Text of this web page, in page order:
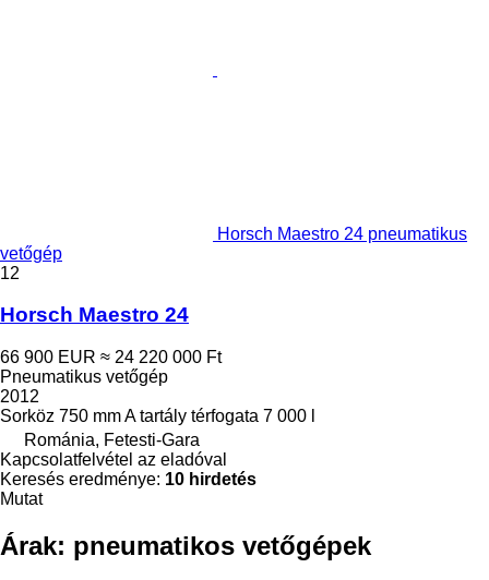
Horsch Maestro 24 pneumatikus
vetőgép
12
Horsch Maestro 24
66 900 EUR ≈ 24 220 000 Ft
Pneumatikus vetőgép
2012
Sorköz 750 mmA tartály térfogata 7 000 l
Románia, Fetesti-Gara
Kapcsolatfelvétel az eladóval
Keresés eredménye: 10 hirdetés
Mutat
Árak: pneumatikos vetőgépek